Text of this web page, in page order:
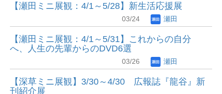
【瀬田ミニ展観：4/1～5/28】新生活応援展
03/24 瀬田
【瀬田ミニ展観：4/1～5/31】これからの自分
へ、人生の先輩からのDVD6選
03/26 瀬田
【深草ミニ展観】3/30～4/30 広報誌『龍谷』 新
刊紹介展